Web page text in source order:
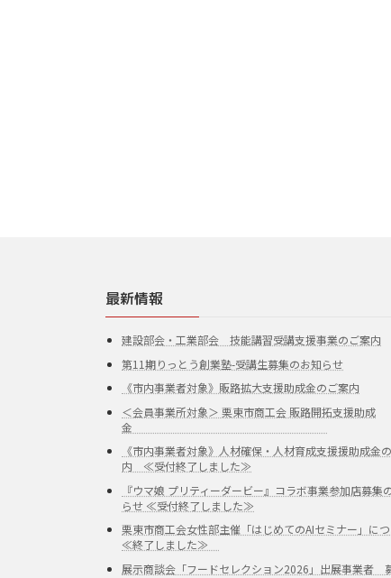
最新情報
建設部会・工業部会 技能講習受講支援事業のご案内
第11期りっとう創業塾-受講生募集のお知らせ
《市内事業者対象》販路拡大支援助成金のご案内
＜会員事業所対象＞ 栗東市商工会 販路開拓支援助成
金
《市内事業者対象》人材確保・人材育成支援援助成金
内 ≪受付終了しました≫
『ウマ娘 プリティーダービー』コラボ事業参加店募集
らせ ≪受付終了しました≫
栗東市商工会女性部主催「はじめてのAIセミナー」に
≪終了しました≫
展示商談会「フードセレクション2026」出展事業者